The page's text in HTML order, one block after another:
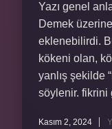
Yazı genel
Demek
eklenebilirdi.
kökeni olan,
yanlış şekilde
söylenir. fikrini
Kasım 2, 2024